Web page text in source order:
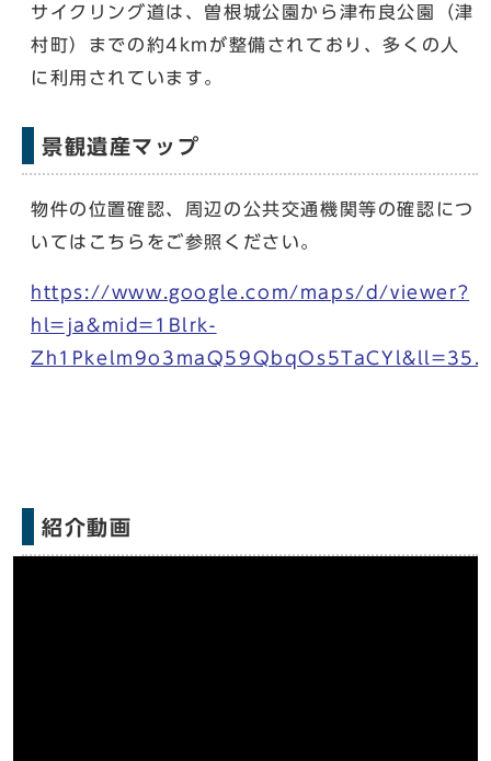
サイクリング道は、曽根城公園から津布良公園（津
村町）までの約4kmが整備されており、多くの人
に利用されています。
景観遺産マップ
物件の位置確認、周辺の公共交通機関等の確認につ
いてはこちらをご参照ください。
https://www.google.com/maps/d/viewer?
hl=ja&mid=1Blrk-
紹介動画